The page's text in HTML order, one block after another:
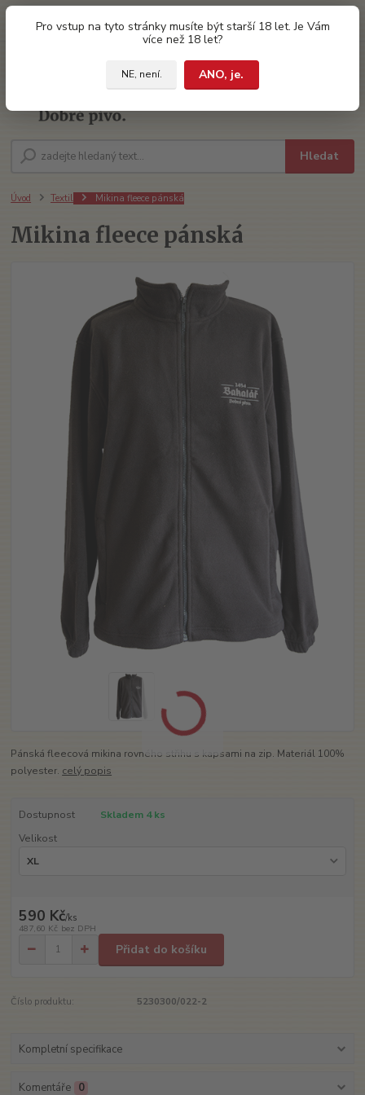
Pro vstup na tyto stránky musíte být starší 18 let. Je Vám
více než 18 let?
NE, není.
ANO, je.
Hledat
za0 Kč
Úvod Textil Mikina fleece pánská
Mikina fleece pánská
Pánská fleecová mikina rovného střihu s kapsami na zip. Materiál 100%
polyester. celý popis
Dostupnost
Skladem 4 ks
Velikost
590 Kč/ks
487,60 Kč bez DPH
Přidat do košíku
Číslo produktu: 5230300/022-2
Kompletní specifikace
Komentáře 0